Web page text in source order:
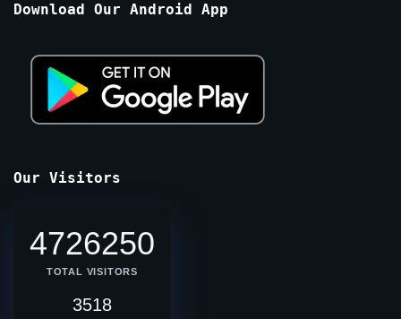
Download Our Android App
Our Visitors
4726250
TOTAL VISITORS
3518